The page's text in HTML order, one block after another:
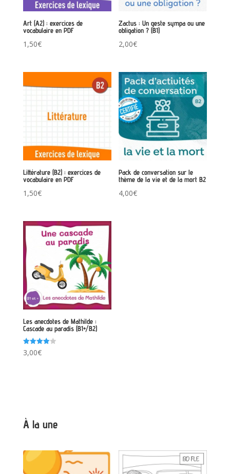
Art (A2) : exercices de
vocabulaire en PDF
1,50€
Zactus : Un geste sympa ou une
obligation ? (B1)
2,00€
Littérature (B2) : exercices de
vocabulaire en PDF
1,50€
Pack de conversation sur le
thème de la vie et de la mort B2
4,00€
Les anecdotes de Mathilde :
Cascade au paradis (B1+/B2)
Note
4.00
3,00€
À la une